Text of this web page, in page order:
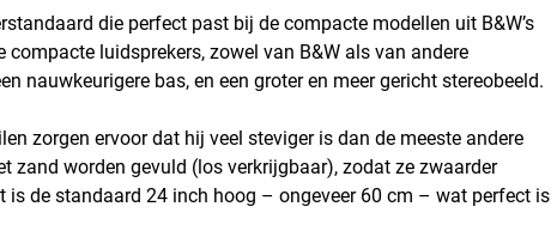
die perfect past bij de compacte modellen uit B&W’s
luidsprekers, zowel van B&W als van andere
nauwkeurigere bas, en een groter en meer gericht stereobeeld.
zorgen ervoor dat hij veel steviger is dan de meeste andere
zand worden gevuld (los verkrijgbaar), zodat ze zwaarder
de standaard 24 inch hoog – ongeveer 60 cm – wat perfect is